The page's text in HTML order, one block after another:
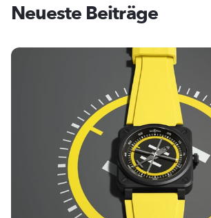
Neueste Beiträge